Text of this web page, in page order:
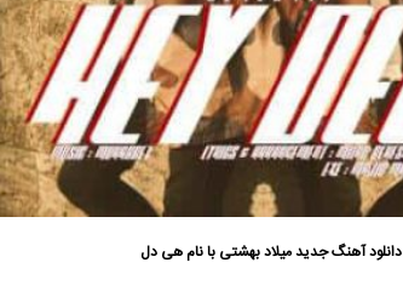
دانلود آهنگ جدیدمیلاد بهشتی با نام هی دل